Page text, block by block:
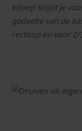
knoop snijdt je
gedeelte van de
rechtop en voor